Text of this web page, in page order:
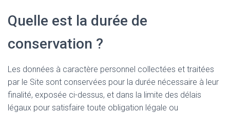
Quelle est la durée de
conservation ?
Les données à caractère personnel collectées et traitées
par le Site sont conservées pour la durée nécessaire à leur
finalité, exposée ci-dessus, et dans la limite des délais
légaux pour satisfaire toute obligation légale ou